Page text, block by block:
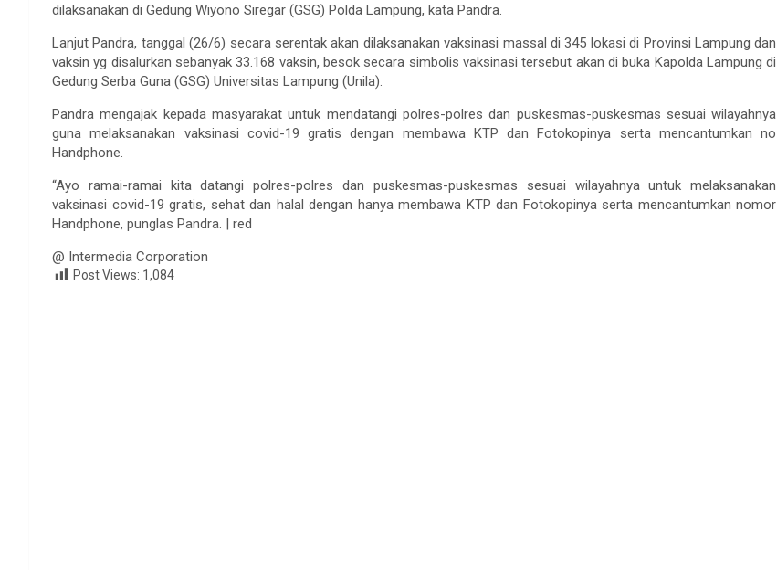
dilaksanakan di Gedung Wiyono Siregar (GSG) Polda Lampung, kata Pandra.
Lanjut Pandra, tanggal (26/6) secara serentak akan dilaksanakan vaksinasi massal di 345 lokasi di Provinsi Lampung dan
vaksin yg disalurkan sebanyak 33.168 vaksin, besok secara simbolis vaksinasi tersebut akan di buka Kapolda Lampung di
Gedung Serba Guna (GSG) Universitas Lampung (Unila).
Pandra mengajak kepada masyarakat untuk mendatangi polres-polres dan puskesmas-puskesmas sesuai wilayahnya
guna melaksanakan vaksinasi covid-19 gratis dengan membawa KTP dan Fotokopinya serta mencantumkan no
Handphone.
“Ayo ramai-ramai kita datangi polres-polres dan puskesmas-puskesmas sesuai wilayahnya untuk melaksanakan
vaksinasi covid-19 gratis, sehat dan halal dengan hanya membawa KTP dan Fotokopinya serta mencantumkan nomor
Handphone, punglas Pandra. | red
@ Intermedia Corporation
Post Views: 1,084